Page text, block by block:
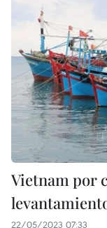
Vietnam por
22/05/2023 07:33